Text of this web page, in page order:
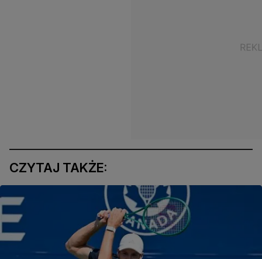
CZYTAJ TAKŻE: